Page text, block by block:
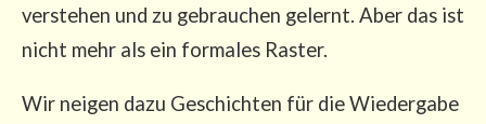
ver­ste­hen und zu gebrau­chen gelernt. Aber das ist
nicht mehr als ein for­ma­les Raster.
Wir nei­gen dazu Geschich­ten für die Wie­der­ga­be